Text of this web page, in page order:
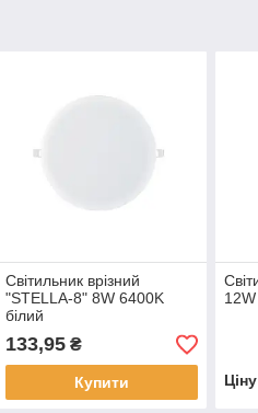
Світильник врізний
"STELLA-8" 8W 6400K
білий
133,95₴
Купити